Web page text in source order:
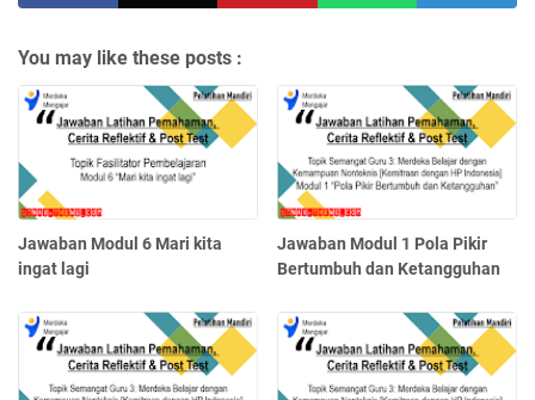
You may like these posts :
Jawaban Modul 6 Mari kita
ingat lagi
Jawaban Modul 1 Pola Pikir
Bertumbuh dan Ketangguhan